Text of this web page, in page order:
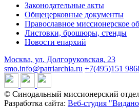
Законодательные акты
Общецерковные документы
Православное миссионерское
Листовки, брошюры, стенды
Новости епархий
Москва, ул. Долгоруковская, 23
smo.info@patriarchia.ru +7(495)151
© Синодальный миссионерский
Разработка сайта: Веб-студия